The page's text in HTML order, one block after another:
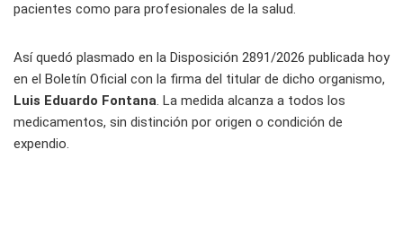
pacientes como para profesionales de la salud.
Así quedó plasmado en la Disposición 2891/2026 publicada hoy
en el Boletín Oficial con la firma del titular de dicho organismo,
Luis Eduardo Fontana. La medida alcanza a todos los
medicamentos, sin distinción por origen o condición de
expendio.